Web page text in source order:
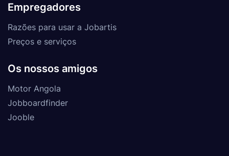
Empregadores
Razões para usar a Jobartis
Preços e serviços
Os nossos amigos
Motor Angola
Jobboardfinder
Jooble